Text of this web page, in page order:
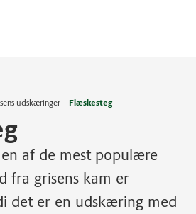
udskæringer Flæskesteg
af de mest populære
fra grisens kam er
det er en udskæring med